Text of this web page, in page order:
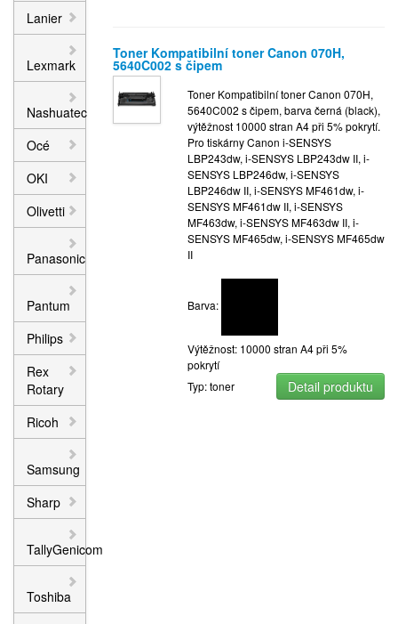
Lanier
Lexmark
Nashuatec
Océ
OKI
Olivetti
Panasonic
Pantum
Philips
Rex
Rotary
Ricoh
Samsung
Sharp
TallyGenicom
Toshiba
Toner Kompatibilní toner Canon 070H,
5640C002 s čipem
Toner Kompatibilní toner Canon 070H,
5640C002 s čipem, barva černá (black),
výtěžnost 10000 stran A4 při 5% pokrytí.
Pro tiskárny Canon i-SENSYS
LBP243dw, i-SENSYS LBP243dw II, i-
SENSYS LBP246dw, i-SENSYS
LBP246dw II, i-SENSYS MF461dw, i-
SENSYS MF461dw II, i-SENSYS
MF463dw, i-SENSYS MF463dw II, i-
SENSYS MF465dw, i-SENSYS MF465dw
II
Barva:
Výtěžnost: 10000 stran A4 při 5%
pokrytí
Typ: toner
Detail produktu